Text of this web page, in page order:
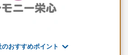
のおすすめポイント